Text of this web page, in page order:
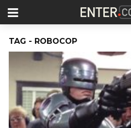
TAG - ROBOCOP